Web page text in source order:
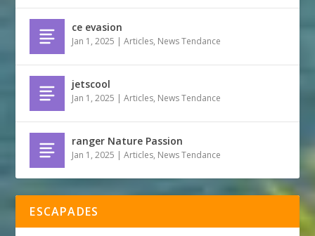
ce evasion
Jan 1, 2025 |Articles, News Tendance
jetscool
Jan 1, 2025 |Articles, News Tendance
ranger Nature Passion
Jan 1, 2025 |Articles, News Tendance
ESCAPADES